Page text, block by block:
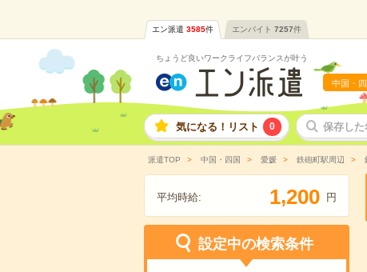
エン派遣 3585件 エンバイト 7257件
ちょうど良いワークライフバランスが叶う
中国・
気になる！リスト 0 保存し
派遣TOP 中国・四国 愛媛 鉄砲町駅周辺
平均時給: 1,200 円
設定中の検索条件